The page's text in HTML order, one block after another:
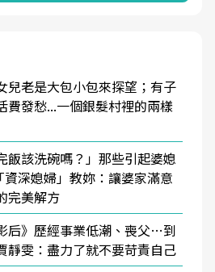
兒老是大包小包來探望；有子
費發愁...一個銀髮村裡的兩樣
飯該洗碗嗎？」那些引起婆媳
資深媳婦」教妳：讓婆家滿意
完美解方
后》歷經事業低潮、喪父…到
靜雯：盡力了就不要苛責自己